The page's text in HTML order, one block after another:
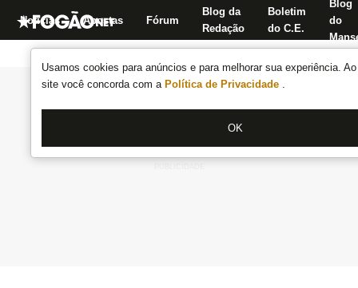
Usamos cookies para anúncios e para melhorar sua experiência.
site você concorda com a Política de Privacidade .
OK
Notícias Apostas Fórum
Blog da
Redação
Boletim
do C.E.
Blog
do